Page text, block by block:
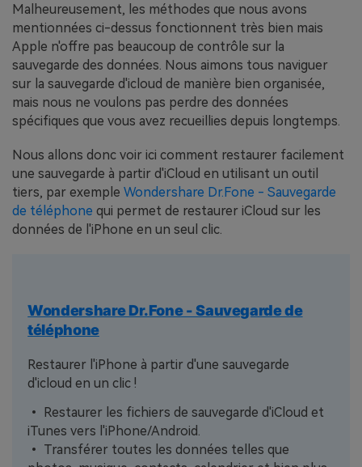
Malheureusement, les méthodes que nous avons
mentionnées ci-dessus fonctionnent très bien mais
Apple n'offre pas beaucoup de contrôle sur la
sauvegarde des données. Nous aimons tous naviguer
sur la sauvegarde d'icloud de manière bien organisée,
mais nous ne voulons pas perdre des données
spécifiques que vous avez recueillies depuis longtemps.
Nous allons donc voir ici comment restaurer facilement
une sauvegarde à partir d'iCloud en utilisant un outil
tiers, par exemple Wondershare Dr.Fone - Sauvegarde
de téléphone qui permet de restaurer iCloud sur les
données de l'iPhone en un seul clic.
Wondershare Dr.Fone - Sauvegarde de
téléphone
Restaurer l'iPhone à partir d'une sauvegarde
d'icloud en un clic !
• Restaurer les fichiers de sauvegarde d'iCloud et
iTunes vers l'iPhone/Android.
• Transférer toutes les données telles que